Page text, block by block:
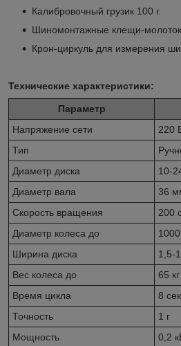
Калибровочный грузик 100 г.
Шиномонтажные клещи-молоток.
Крон-циркуль для измерения
Технические характеристики:
Параметр
Напряжение сети
220
Тип
Диаметр диска
10-
Диаметр вала
36
Скорость вращения
200
Диаметр колеса до
Ширина диска
1,5-
Вес колеса до
65 кг
Время цикла
8 сек
Точность
1 г
Мощность
0,2